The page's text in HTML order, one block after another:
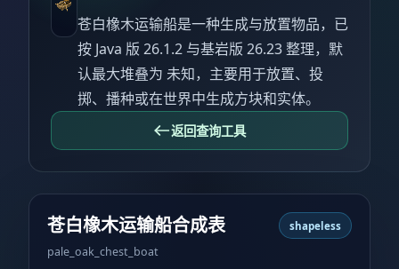
苍白橡木运输船是一种生成与放置物品，已
按 Java 版 26.1.2 与基岩版 26.23 整理，默
认最大堆叠为 未知，主要用于放置、投
掷、播种或在世界中生成方块和实体。
返回查询工具
苍白橡木运输船合成表
pale_oak_chest_boat
shapeless